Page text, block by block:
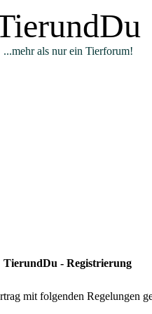
...mehr als nur ein Tierforum!
TierundDu - Registrierung
mit folgenden Regelungen